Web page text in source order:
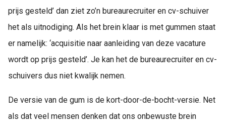
prijs gesteld’ dan ziet zo’n bureaurecruiter en cv-schuiver
het als uitnodiging. Als het brein klaar is met gummen staat
er namelijk: ‘acquisitie naar aanleiding van deze vacature
wordt op prijs gesteld’. Je kan het de bureaurecruiter en cv-
schuivers dus niet kwalijk nemen.
De versie van de gum is de kort-door-de-bocht-versie. Net
als dat veel mensen denken dat ons onbewuste brein